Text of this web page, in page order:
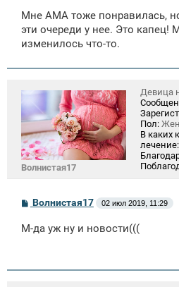
и
Мне АМА тоже понравилась,
эти очереди у нее. Это капец!
изменилось что-то.
Волнистая17
Девица
Пол:
В каких
лечение:
С
о
б
и
Волнистая17 02 июл 2019, 11:29
М-да уж ну и новости(((